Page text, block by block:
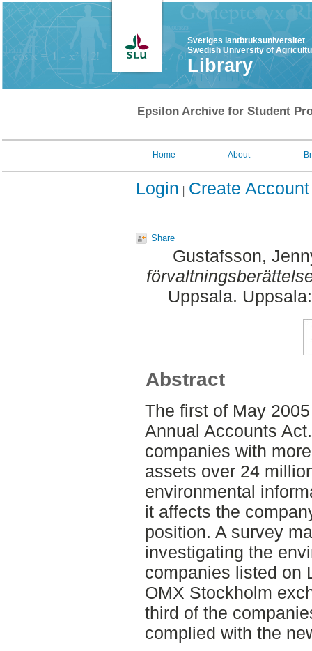
Sveriges lantbruksuniversitet
Swedish University of
Library
Epsilon Archive for Student
Home About
Login Create Account
Share
Gustafsson,
Uppsala.
Abstract
The first of May
Annual Accounts
companies with
assets over 24
environmental
it affects the
position. A survey
investigating the
companies listed on
OMX Stockholm
third of the
complied with the